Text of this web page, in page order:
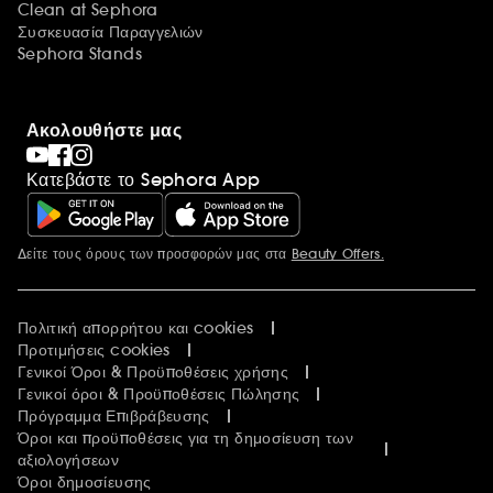
Clean at Sephora
Συσκευασία Παραγγελιών
Sephora Stands
Ακολουθήστε μας
Κατεβάστε το Sephora App
Περισσότερες πληροφορίες
Δείτε τους όρους των προσφορών μας στα Beauty Offers.
Πολιτική απορρήτου και cookies
Προτιμήσεις cookies
Γενικοί Όροι & Προϋποθέσεις χρήσης
Γενικοί όροι & Προϋποθέσεις Πώλησης
Πρόγραμμα Επιβράβευσης
Όροι και προϋποθέσεις για τη δημοσίευση των
αξιολογήσεων
Όροι δημοσίευσης